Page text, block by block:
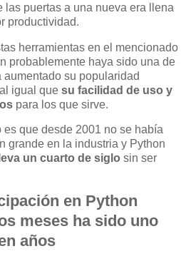
las puertas a una nueva era llena
productividad.
herramientas en el mencionado
probablemente haya sido una de
aumentado su popularidad
igual que su facilidad de uso y
para los que sirve.
es que desde 2001 no se había
grande en la industria y Python
un cuarto de siglo sin ser
en Python
meses ha sido uno
años